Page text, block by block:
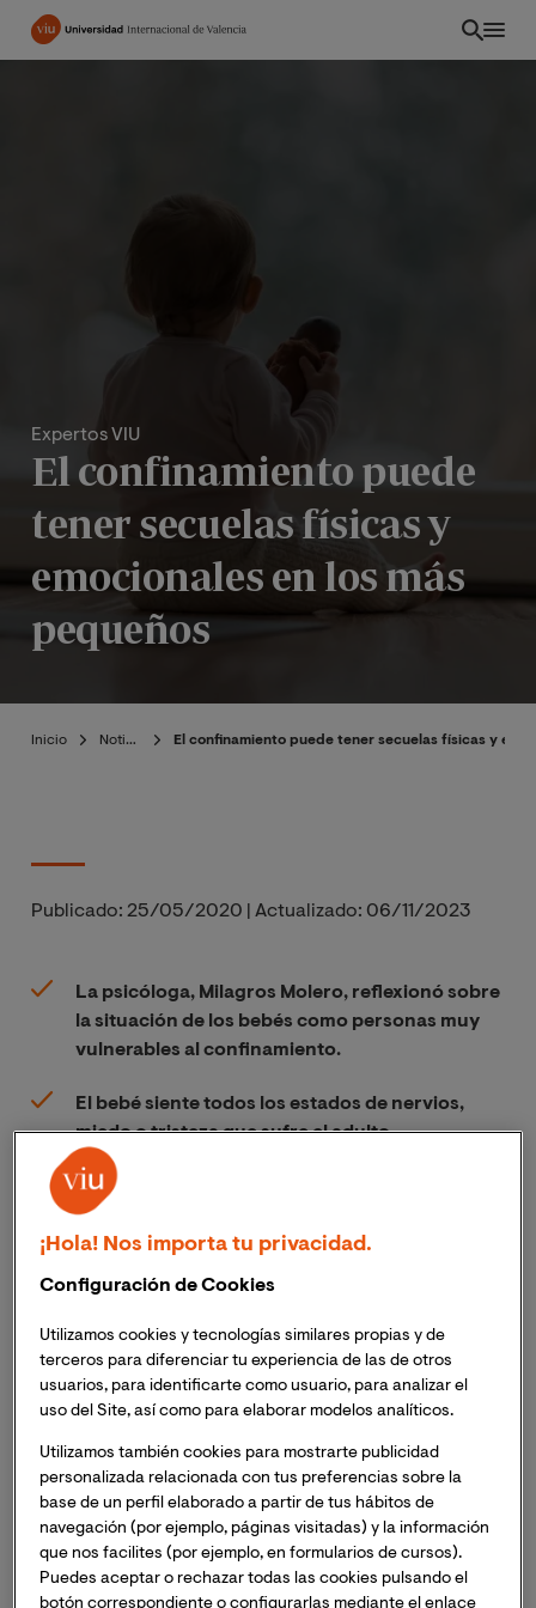
Pasar
Expertos VIU
El confinamiento puede
tener secuelas físicas y
emocionales en los más
pequeños
Inicio Noticias El confinamiento puede tener secuelas físicas y
Publicado: 25/05/2020 Actualizado: 06/11/2023
La psicóloga, Milagros Molero, reflexionó sobre
la situación de los bebés como personas muy
vulnerables al confinamiento.
El bebé siente todos los estados de nervios,
miedo o tristeza que sufre el adulto.
También destacó la especial relevancia que
tendrá la figura del psicólogo en los próximos
tiempos para paliar los efectos que el COVID-19
La Universidad Internacional de Valencia ha analizado
con la prestigiosa psicóloga y docente de la
Universidad, Milagros Molero, la situación,
sintomatología y las estrategias para abordar el
considerados personas “muy vulnerables” ante esta
situación inusual. Este análisis se extrae del Encuentro
Digital con Expertos organizado por el Área de
Ciencias de la Salud de la Universidad Internacional de
Valencia bajo el título: "Estrategias psicológicas en
¡Hola! Nos importa tu privacidad.
Configuración de Cookies
Utilizamos cookies y tecnologías similares propias y de
terceros para diferenciar tu experiencia de las de otros
usuarios, para identificarte como usuario, para analizar el
uso del Site, así como para elaborar modelos analíticos.
Utilizamos también cookies para mostrarte publicidad
personalizada relacionada con tus preferencias sobre la
base de un perfil elaborado a partir de tus hábitos de
navegación (por ejemplo, páginas visitadas) y la información
que nos facilites (por ejemplo, en formularios de cursos).
Puedes aceptar o rechazar todas las cookies pulsando el
botón correspondiente o configurarlas mediante el enlace